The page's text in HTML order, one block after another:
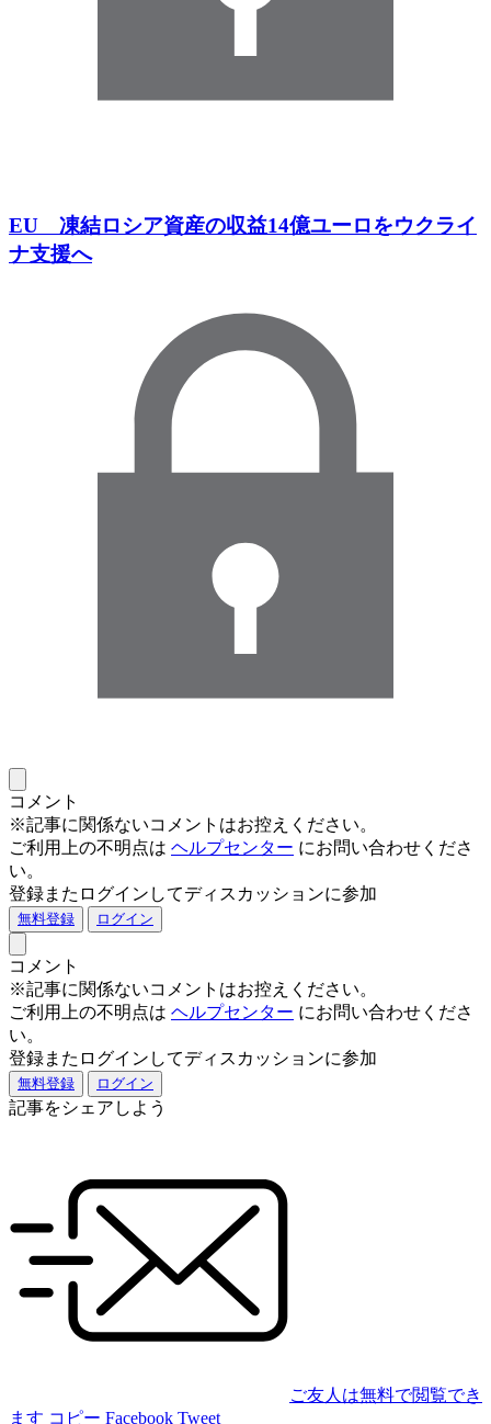
EU 凍結ロシア資産の収益14億ユーロをウクライ
ナ支援へ
コメント
※記事に関係ないコメントはお控えください。
ご利用上の不明点は ヘルプセンター にお問い合わせくださ
い。
登録またログインしてディスカッションに参加
無料登録 ログイン
コメント
※記事に関係ないコメントはお控えください。
ご利用上の不明点は ヘルプセンター にお問い合わせくださ
い。
登録またログインしてディスカッションに参加
無料登録 ログイン
記事をシェアしよう
ご友人は無料で閲覧でき
ます コピー Facebook Tweet